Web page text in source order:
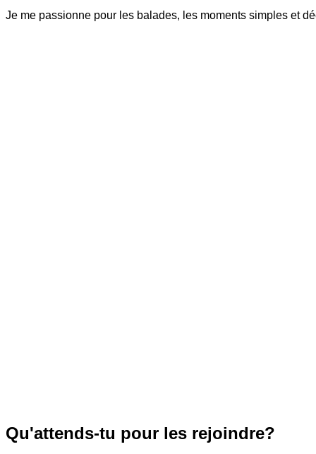
Je me passionne pour les balades, les moments simples et
Qu'attends-tu pour les rejoindre?